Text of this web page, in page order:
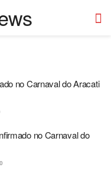
no Carnaval do Aracati
no Carnaval do
0